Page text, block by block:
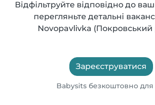
Відфільтруйте відповідно до
перегляньте детальні
Novopavlivka (Покровський
Зареєструватися
Babysits безкоштовно